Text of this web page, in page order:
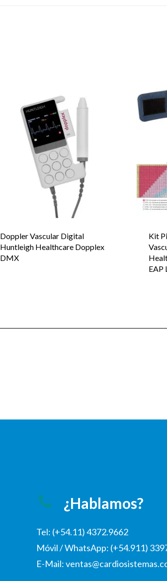
Doppler Vascular Digital
Huntleigh Healthcare Dopplex
DMX
Kit
EAP
¿Hablamos?
Tel: (+54.11) 4372.9662
Móvil / WhatsApp: (+54.911)
E-Mail: